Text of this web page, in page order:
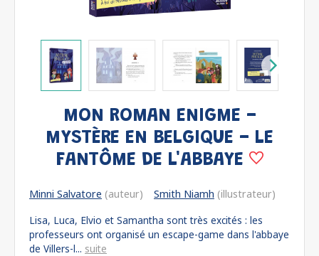
MON ROMAN ENIGME -
MYSTÈRE EN BELGIQUE - LE
FANTÔME DE L'ABBAYE
Minni Salvatore (auteur) Smith Niamh (illustrateur)
Lisa, Luca, Elvio et Samantha sont très excités : les
professeurs ont organisé un escape-game dans l'abbaye
de Villers-l... suite